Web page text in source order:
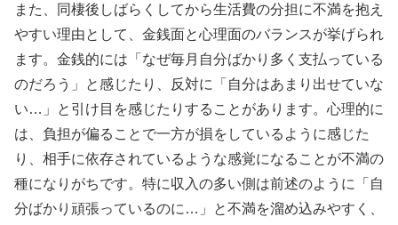
また、同棲後しばらくしてから生活費の分担に不満を抱え
やすい理由として、金銭面と心理面のバランスが挙げられ
ます。金銭的には「なぜ毎月自分ばかり多く支払っている
のだろう」と感じたり、反対に「自分はあまり出せていな
い…」と引け目を感じたりすることがあります。心理的に
は、負担が偏ることで一方が損をしているように感じた
り、相手に依存されているような感覚になることが不満の
種になりがちです。特に収入の多い側は前述のように「自
分ばかり頑張っているのに…」と不満を溜め込みやすく、